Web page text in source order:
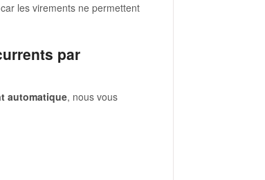
les virements ne permettent
par
automatique, nous vous